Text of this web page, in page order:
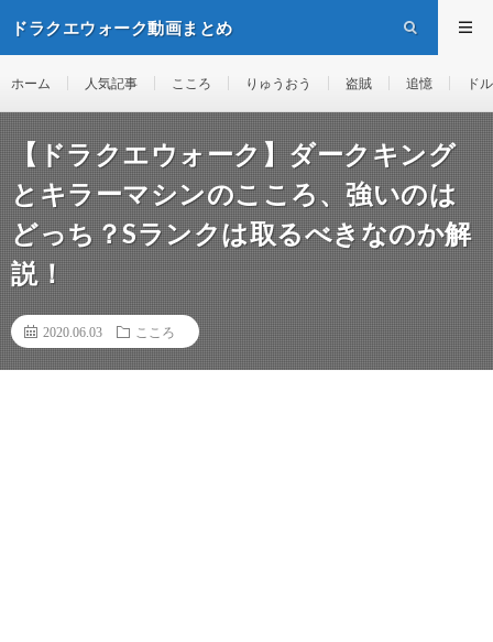
ドラクエウォーク動画まとめ
ホーム 人気記事 こころ りゅうおう 盗賊 追憶 ド
【ドラクエウォーク】ダークキング
とキラーマシンのこころ、強いのは
どっち？Sランクは取るべきなのか解
説！
2020.06.03 こころ